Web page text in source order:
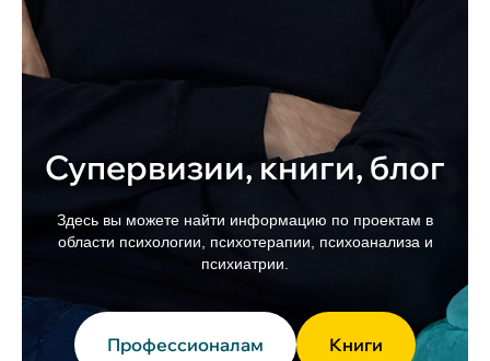
Супервизии, книги, блог
Здесь вы можете найти информацию по проектам в
области психологии, психотерапии, психоанализа и
психиатрии.
Профессионалам Книги